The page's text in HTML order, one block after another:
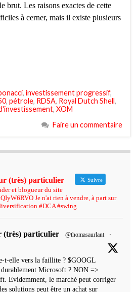
brut. Les raisons exactes de cette
à cerner, mais il existe plusieurs
, investissement progressif,
, pétrole, RDSA, Royal Dutch Shell,
, XOM
Faire un commentaire
(très) particulier Suivre
et blogueur du site
Je n'ai rien à vendre, à part sur
#DCA #swing
(très) particulier @thomasaurlant
·
t-elle vers la faillite ? $GOOGL
durablement Microsoft ? NON =>
Evidemment, le marché peut corriger
solutions peut être un achat sur